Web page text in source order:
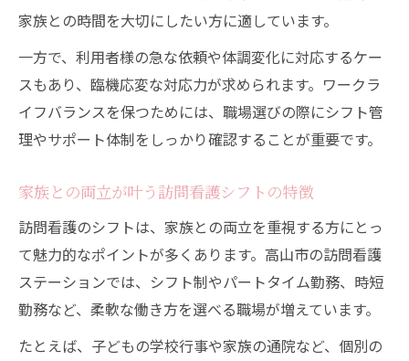
家族との時間を大切にしたい方に適しています。
一方で、利用者様の急な依頼や体調変化に対応するケー
スもあり、臨機応変な対応力が求められます。ワークラ
イフバランスを保つためには、職場選びの際にシフト管
理やサポート体制をしっかり確認することが重要です。
家族との両立が叶う訪問看護シフトの特徴
訪問看護のシフトは、家族との両立を重視する方にとっ
て魅力的なポイントが多くあります。高山市の訪問看護
ステーションでは、シフト制やパートタイム勤務、時短
勤務など、柔軟な働き方を選べる職場が増えています。
たとえば、子どもの学校行事や家族の通院など、個別の